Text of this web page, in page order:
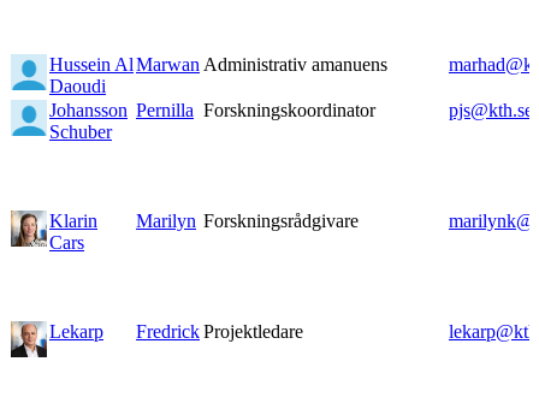
Hussein Al
Daoudi
Marwan Administrativ amanuens
Johansson
Schuber
Pernilla Forskningskoordinator pjs@kth.se
Klarin
Cars
Marilyn Forskningsrådgivare
Lekarp FredrickProjektledare